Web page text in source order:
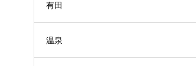
有田
温泉